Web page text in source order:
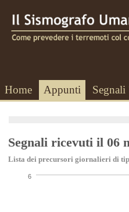
Home Appunti
Segnali ricevuti il 06
Lista dei precursori giornalieri di
6